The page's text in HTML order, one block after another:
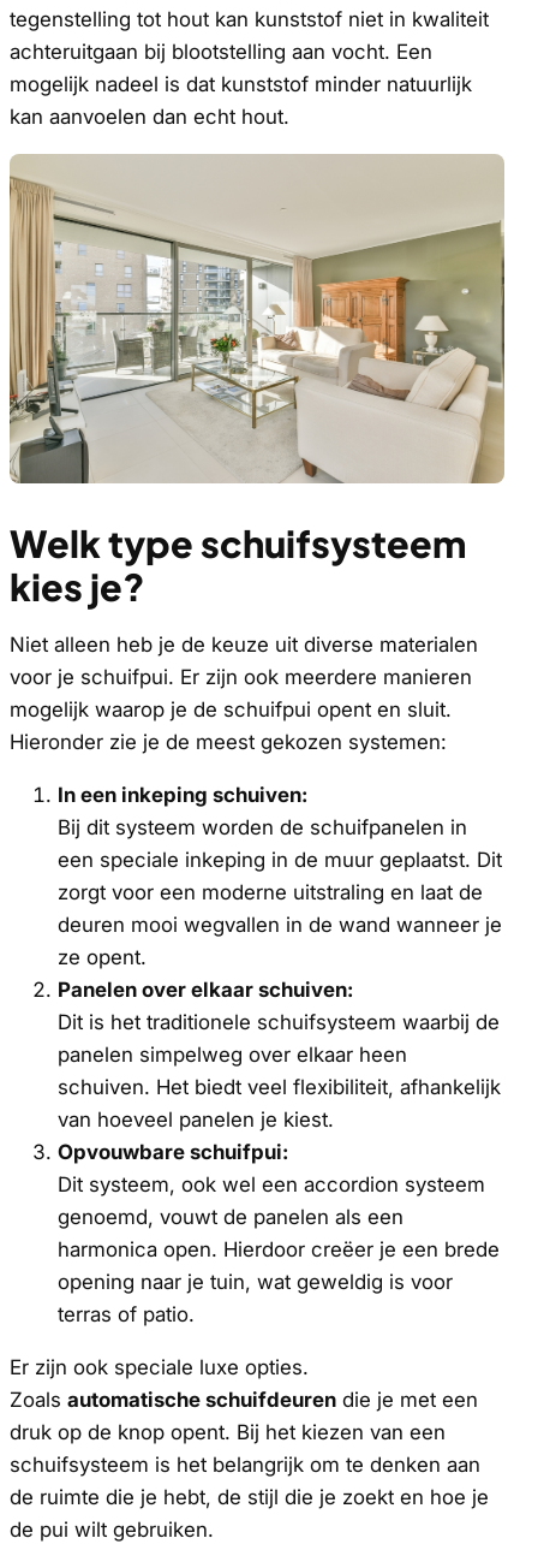
tegenstelling tot hout kan kunststof niet in kwaliteit
achteruitgaan bij blootstelling aan vocht. Een
mogelijk nadeel is dat kunststof minder natuurlijk
kan aanvoelen dan echt hout.
Welk type schuifsysteem
kies je?
Niet alleen heb je de keuze uit diverse materialen
voor je schuifpui. Er zijn ook meerdere manieren
mogelijk waarop je de schuifpui opent en sluit.
Hieronder zie je de meest gekozen systemen:
In een inkeping schuiven:
Bij dit systeem worden de schuifpanelen in
een speciale inkeping in de muur geplaatst. Dit
zorgt voor een moderne uitstraling en laat de
deuren mooi wegvallen in de wand wanneer je
ze opent.
Panelen over elkaar schuiven:
Dit is het traditionele schuifsysteem waarbij de
panelen simpelweg over elkaar heen
schuiven. Het biedt veel flexibiliteit, afhankelijk
van hoeveel panelen je kiest.
Opvouwbare schuifpui:
Dit systeem, ook wel een accordion systeem
genoemd, vouwt de panelen als een
harmonica open. Hierdoor creëer je een brede
opening naar je tuin, wat geweldig is voor
terras of patio.
Er zijn ook speciale luxe opties.
Zoals automatische schuifdeuren die je met een
druk op de knop opent. Bij het kiezen van een
schuifsysteem is het belangrijk om te denken aan
de ruimte die je hebt, de stijl die je zoekt en hoe je
de pui wilt gebruiken.